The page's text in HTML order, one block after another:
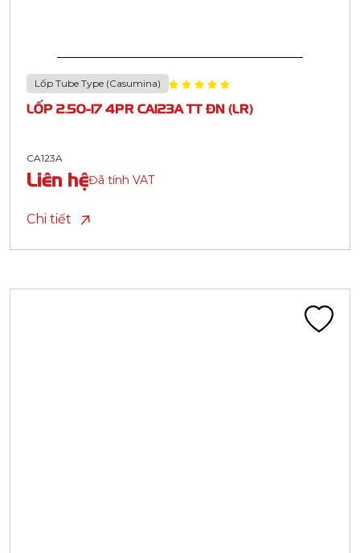
Lốp Tube Type (Casumina)
LỐP 2.50-17 4PR CA123A TT ĐN (LR)
CA123A
Liên hệĐã tính VAT
Chi tiết